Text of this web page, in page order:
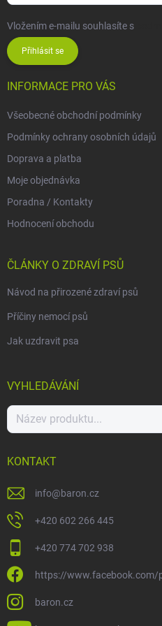
Vložením e-mailu souhlasíte s
Přihlásit se
INFORMACE PRO VÁS
Všeobecné obchodní podmínky
Podmínky ochrany osobních údajů
Doprava a platba
Moje objednávka
Poradna / Kontakty
Hodnocení obchodu
ČLÁNKY O ZDRAVÍ PSŮ
Návod na přirozené zdraví psů
Příčiny nemocí psů
Jak uzdravit psa
VYHLEDÁVÁNÍ
KONTAKT
info@baron.cz
+420 602 266 445
+420 774 702 938
https://www.facebook.com/
baron.cz